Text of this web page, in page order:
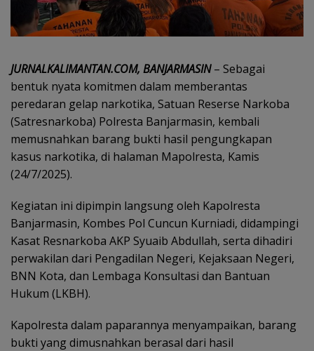
JURNALKALIMANTAN.COM, BANJARMASIN– Sebagai
bentuk nyata komitmen dalam memberantas
peredaran gelap narkotika, Satuan Reserse Narkoba
(Satresnarkoba) Polresta Banjarmasin, kembali
memusnahkan barang bukti hasil pengungkapan
kasus narkotika, di halaman Mapolresta, Kamis
(24/7/2025).
Kegiatan ini dipimpin langsung oleh Kapolresta
Banjarmasin, Kombes Pol Cuncun Kurniadi, didampingi
Kasat Resnarkoba AKP Syuaib Abdullah, serta dihadiri
perwakilan dari Pengadilan Negeri, Kejaksaan Negeri,
BNN Kota, dan Lembaga Konsultasi dan Bantuan
Hukum (LKBH).
Kapolresta dalam paparannya menyampaikan, barang
bukti yang dimusnahkan berasal dari hasil